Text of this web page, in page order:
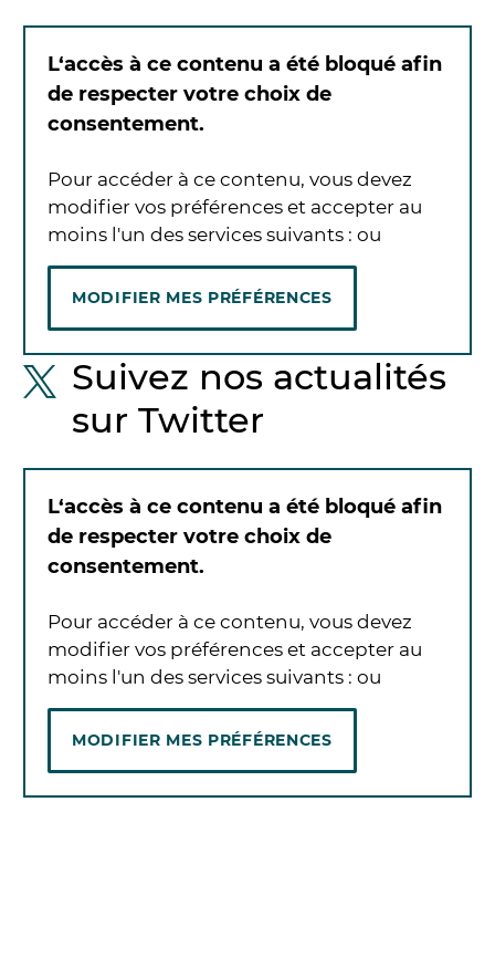
L‘accès à ce contenu a été bloqué afin
de respecter votre choix de
consentement.
Pour accéder à ce contenu, vous devez
modifier vos préférences et accepter au
moins l'un des services suivants : ou
MODIFIER MES PRÉFÉRENCES
Suivez nos actualités
sur Twitter
L‘accès à ce contenu a été bloqué afin
de respecter votre choix de
consentement.
Pour accéder à ce contenu, vous devez
modifier vos préférences et accepter au
moins l'un des services suivants : ou
MODIFIER MES PRÉFÉRENCES